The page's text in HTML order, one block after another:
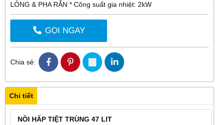
LỎNG & PHA RẮN * Công suất gia nhiệt: 2kW
GỌI NGAY
Chia sẻ:
Chi tiết
NỒI HẤP TIỆT TRÙNG 47 LIT